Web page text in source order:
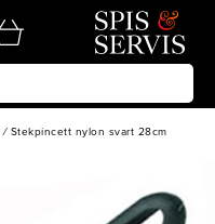
/ Stekpincett nylon svart 28cm